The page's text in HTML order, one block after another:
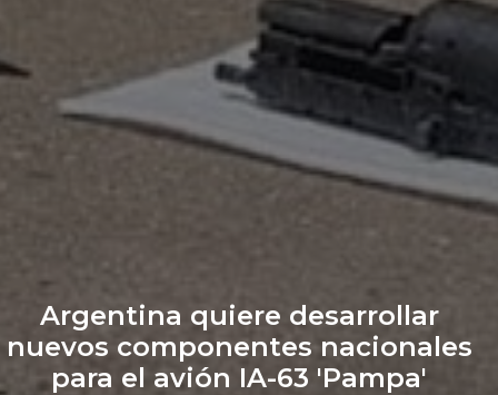
Argentina quiere desarrollar
nuevos componentes nacionales
para el avión IA-63 'Pampa'